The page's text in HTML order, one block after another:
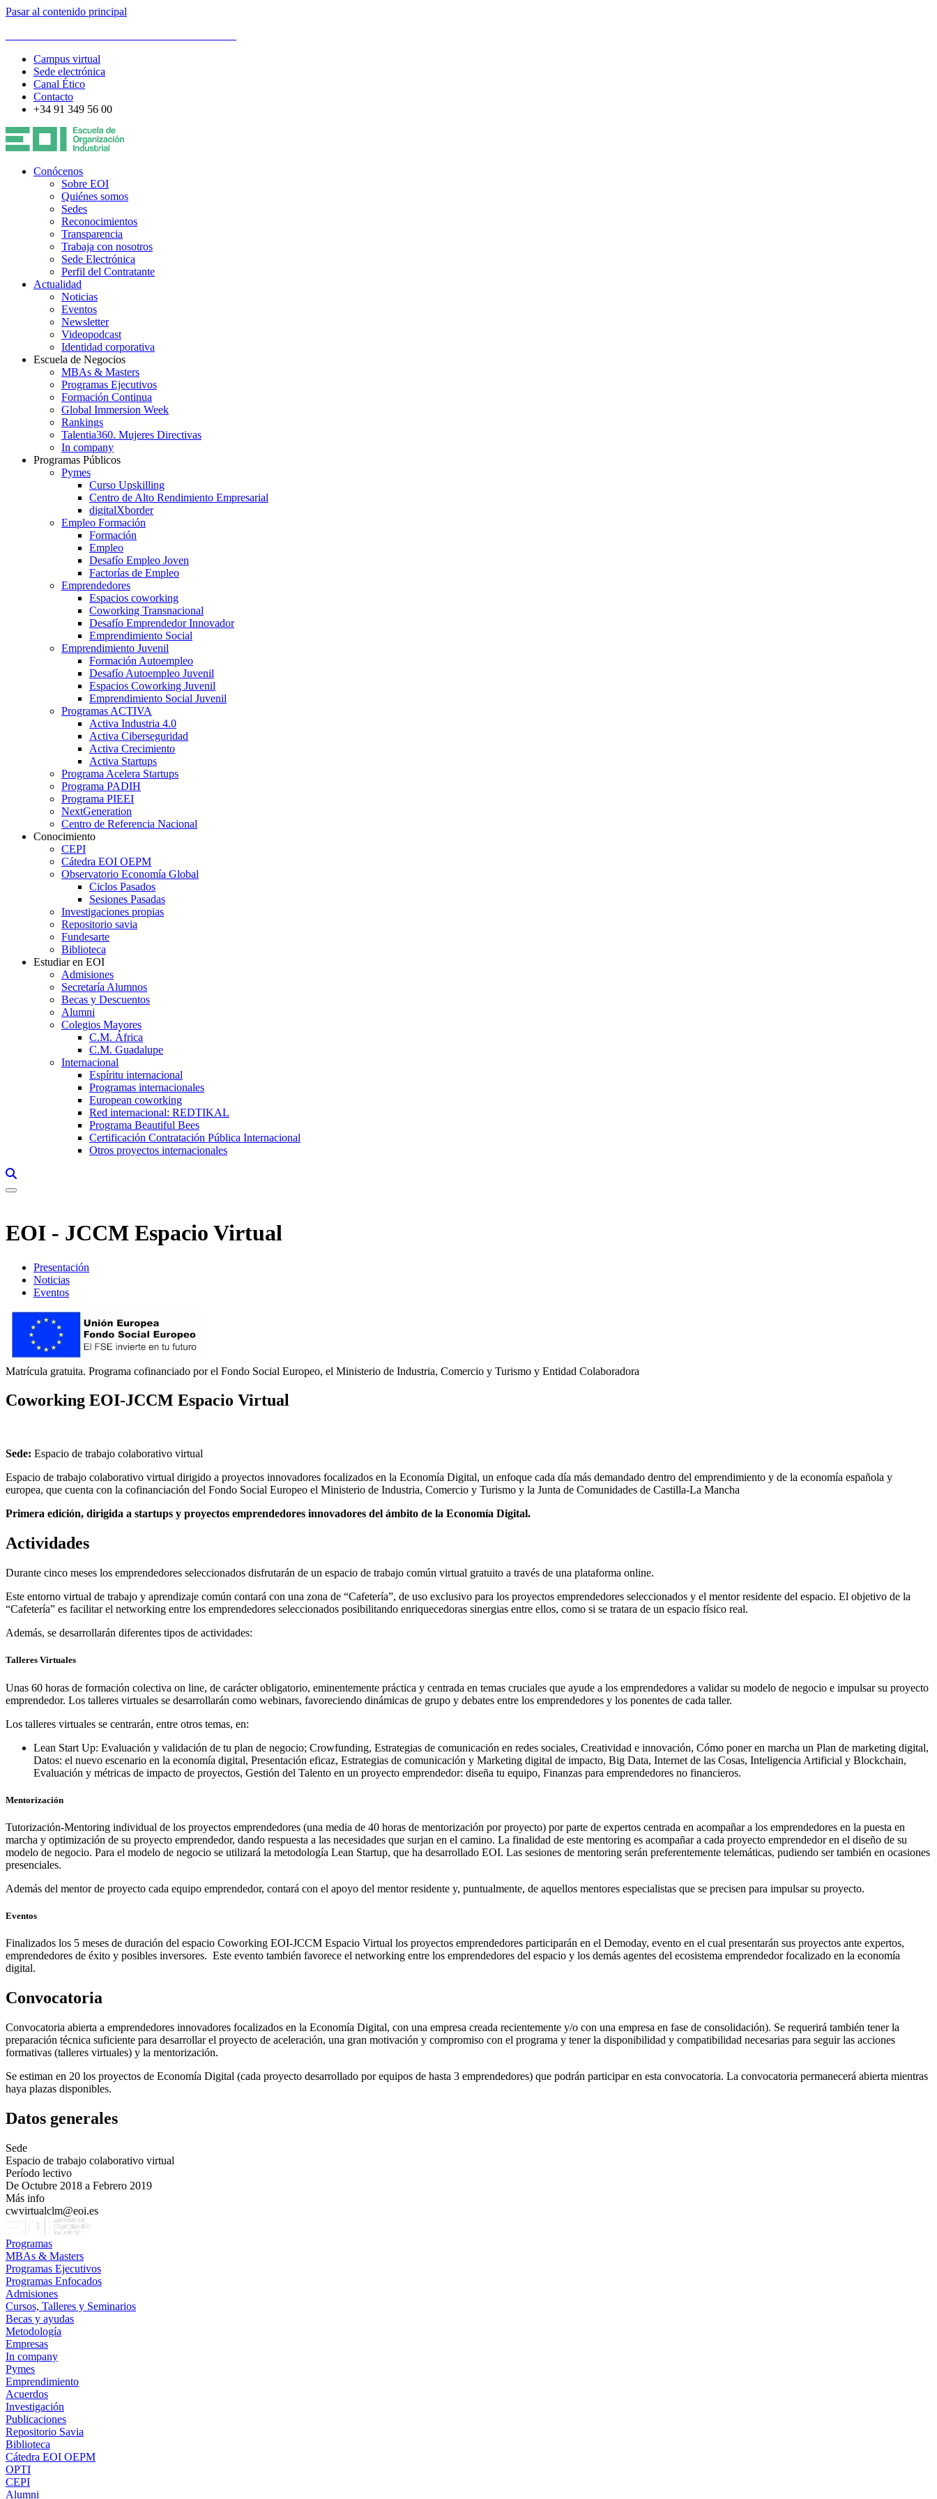
Pasar al contenido principal
Campus virtual
Sede electrónica
Canal Ético
Contacto
+34 91 349 56 00
Conócenos
Sobre EOI
Quiénes somos
Sedes
Reconocimientos
Transparencia
Trabaja con nosotros
Sede Electrónica
Perfil del Contratante
Actualidad
Noticias
Eventos
Newsletter
Videopodcast
Identidad corporativa
Escuela de Negocios
MBAs & Masters
Programas Ejecutivos
Formación Continua
Global Immersion Week
Rankings
Talentia360. Mujeres Directivas
In company
Programas Públicos
Pymes
Curso Upskilling
Centro de Alto Rendimiento Empresarial
digitalXborder
Empleo Formación
Formación
Empleo
Desafío Empleo Joven
Factorías de Empleo
Emprendedores
Espacios coworking
Coworking Transnacional
Desafío Emprendedor Innovador
Emprendimiento Social
Emprendimiento Juvenil
Formación Autoempleo
Desafío Autoempleo Juvenil
Espacios Coworking Juvenil
Emprendimiento Social Juvenil
Programas ACTIVA
Activa Industria 4.0
Activa Ciberseguridad
Activa Crecimiento
Activa Startups
Programa Acelera Startups
Programa PADIH
Programa PIEEI
NextGeneration
Centro de Referencia Nacional
Conocimiento
CEPI
Cátedra EOI OEPM
Observatorio Economía Global
Ciclos Pasados
Sesiones Pasadas
Investigaciones propias
Repositorio savia
Fundesarte
Biblioteca
Estudiar en EOI
Admisiones
Secretaría Alumnos
Becas y Descuentos
Alumni
Colegios Mayores
C.M. África
C.M. Guadalupe
Internacional
Espíritu internacional
Programas internacionales
European coworking
Red internacional: REDTIKAL
Programa Beautiful Bees
Certificación Contratación Pública Internacional
Otros proyectos internacionales
EOI - JCCM Espacio Virtual
Presentación
Noticias
Eventos
Matrícula gratuita. Programa cofinanciado por el Fondo Social Europeo, el Ministerio de Industria, Comercio y Turismo y Entidad Colaboradora
Coworking EOI-JCCM Espacio Virtual
Sede: Espacio de trabajo colaborativo virtual
Espacio de trabajo colaborativo virtual dirigido a proyectos innovadores focalizados en la Economía Digital, un enfoque cada día más demandado dentro del emprendimiento y de la economía española y
europea, que cuenta con la cofinanciación del Fondo Social Europeo el Ministerio de Industria, Comercio y Turismo y la Junta de Comunidades de Castilla-La Mancha
Primera edición, dirigida a startups y proyectos emprendedores innovadores del ámbito de la Economía Digital.
Actividades
Durante cinco meses los emprendedores seleccionados disfrutarán de un espacio de trabajo común virtual gratuito a través de una plataforma online.
Este entorno virtual de trabajo y aprendizaje común contará con una zona de “Cafetería”, de uso exclusivo para los proyectos emprendedores seleccionados y el mentor residente del espacio. El objetivo de la
“Cafetería” es facilitar el networking entre los emprendedores seleccionados posibilitando enriquecedoras sinergias entre ellos, como si se tratara de un espacio físico real.
Además, se desarrollarán diferentes tipos de actividades:
Talleres Virtuales
Unas 60 horas de formación colectiva on line, de carácter obligatorio, eminentemente práctica y centrada en temas cruciales que ayude a los emprendedores a validar su modelo de negocio e impulsar su proyecto
emprendedor. Los talleres virtuales se desarrollarán como webinars, favoreciendo dinámicas de grupo y debates entre los emprendedores y los ponentes de cada taller.
Los talleres virtuales se centrarán, entre otros temas, en:
Lean Start Up: Evaluación y validación de tu plan de negocio; Crowfunding, Estrategias de comunicación en redes sociales, Creatividad e innovación, Cómo poner en marcha un Plan de marketing digital,
Datos: el nuevo escenario en la economía digital, Presentación eficaz, Estrategias de comunicación y Marketing digital de impacto, Big Data, Internet de las Cosas, Inteligencia Artificial y Blockchain,
Evaluación y métricas de impacto de proyectos, Gestión del Talento en un proyecto emprendedor: diseña tu equipo, Finanzas para emprendedores no financieros.
Mentorización
Tutorización-Mentoring individual de los proyectos emprendedores (una media de 40 horas de mentorización por proyecto) por parte de expertos centrada en acompañar a los emprendedores en la puesta en
marcha y optimización de su proyecto emprendedor, dando respuesta a las necesidades que surjan en el camino. La finalidad de este mentoring es acompañar a cada proyecto emprendedor en el diseño de su
modelo de negocio. Para el modelo de negocio se utilizará la metodología Lean Startup, que ha desarrollado EOI. Las sesiones de mentoring serán preferentemente telemáticas, pudiendo ser también en ocasiones
presenciales.
Además del mentor de proyecto cada equipo emprendedor, contará con el apoyo del mentor residente y, puntualmente, de aquellos mentores especialistas que se precisen para impulsar su proyecto.
Eventos
Finalizados los 5 meses de duración del espacio Coworking EOI-JCCM Espacio Virtual los proyectos emprendedores participarán en el Demoday, evento en el cual presentarán sus proyectos ante expertos,
emprendedores de éxito y posibles inversores. Este evento también favorece el networking entre los emprendedores del espacio y los demás agentes del ecosistema emprendedor focalizado en la economía
digital.
Convocatoria
Convocatoria abierta a emprendedores innovadores focalizados en la Economía Digital, con una empresa creada recientemente y/o con una empresa en fase de consolidación). Se requerirá también tener la
preparación técnica suficiente para desarrollar el proyecto de aceleración, una gran motivación y compromiso con el programa y tener la disponibilidad y compatibilidad necesarias para seguir las acciones
formativas (talleres virtuales) y la mentorización.
Se estiman en 20 los proyectos de Economía Digital (cada proyecto desarrollado por equipos de hasta 3 emprendedores) que podrán participar en esta convocatoria. La convocatoria permanecerá abierta mientras
haya plazas disponibles.
Datos generales
Sede
Espacio de trabajo colaborativo virtual
Período lectivo
De Octubre 2018 a Febrero 2019
Más info
cwvirtualclm@eoi.es
Programas
MBAs & Masters
Programas Ejecutivos
Programas Enfocados
Admisiones
Cursos, Talleres y Seminarios
Becas y ayudas
Metodología
Empresas
In company
Pymes
Emprendimiento
Acuerdos
Investigación
Publicaciones
Repositorio Savia
Biblioteca
Cátedra EOI OEPM
OPTI
CEPI
Alumni